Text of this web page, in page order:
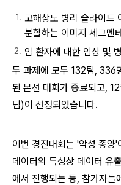
고해상도 병리 슬라이드
분할하는 이미지 세그
암 환자에 대한 임상 및
두 과제에 모두 132팀, 336
된 본선 대회가 종료되고,
팀)이 선정되었습니다.
이번 경진대회는 '악성 종양
데이터의 특성상 데이터 유
에서 진행되는 등, 참가자들